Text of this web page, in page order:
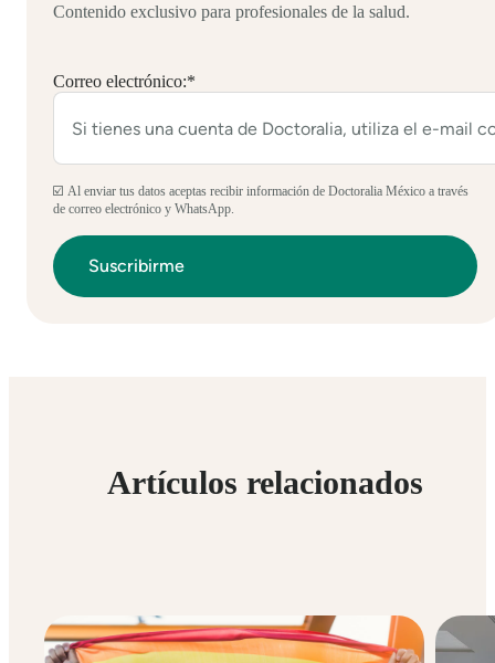
Contenido exclusivo para profesionales de la salud.
Correo electrónico:*
☑️ Al enviar tus datos aceptas recibir información de Doctoralia México a través
de correo electrónico y WhatsApp.
Artículos relacionados